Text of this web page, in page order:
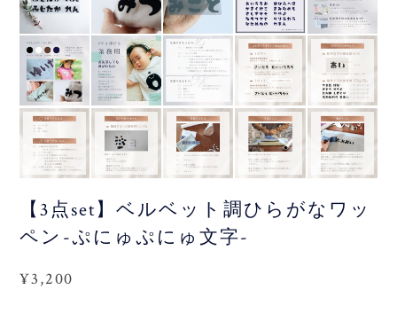
【3点set】ベルベット調ひらがなワッ
ペン-ぷにゅぷにゅ文字-
¥3,200